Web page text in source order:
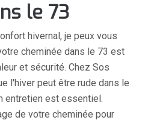
le 73
hivernal, je peux vous
cheminée dans le 73 est
et sécurité. Chez Sos
l'hiver peut être rude dans le
entretien est essentiel.
de votre cheminée pour